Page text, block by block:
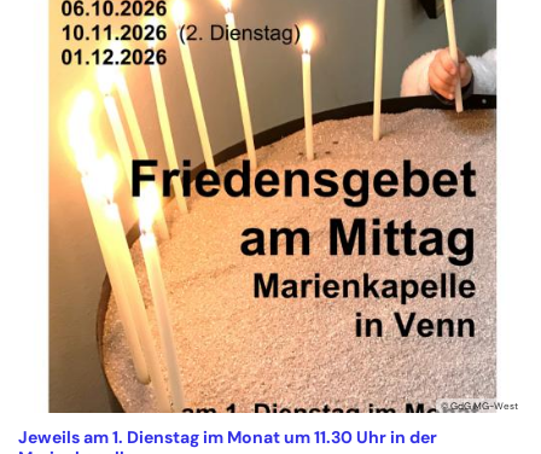
© GdG MG-West
Jeweils am 1. Dienstag im Monat um 11.30 Uhr in der